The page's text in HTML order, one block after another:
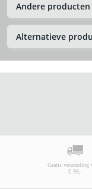
Andere
Alternatieve
Gratis verzending
€ 99,-